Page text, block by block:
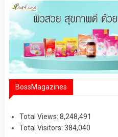
BossMagazines
Total Views: 8,248,491
Total Visitors: 384,040